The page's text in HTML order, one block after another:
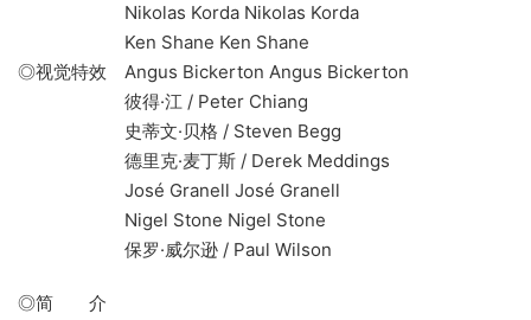
Nikolas Korda Nikolas Korda
Ken Shane Ken Shane
◎视觉特效 Angus Bickerton Angus Bickerton
彼得·江 / Peter Chiang
史蒂文·贝格 / Steven Begg
德里克·麦丁斯 / Derek Meddings
José Granell José Granell
Nigel Stone Nigel Stone
保罗·威尔逊 / Paul Wilson
◎简 介